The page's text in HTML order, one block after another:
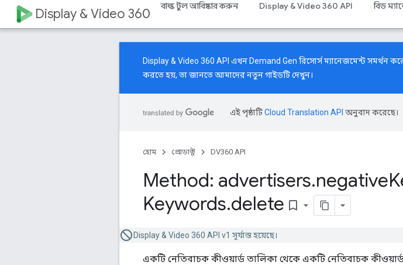
Display & Video 360 বাল্ক টুল আবিষ্কার করুন Display & Video 360 API বিড
Display & Video 360 API এখন Demand Gen রিসোর্স ম্যানেজমেন্ট সমর্থন
করতে হয়, তা জানতে আমাদেরনতুন গাইডটিদেখুন।
এই পৃষ্ঠাটিCloud Translation API অনুবাদ করেছে।
হোম প্রোডাক্ট DV360 API
Method: advertisers.negative
Keywords.delete bookmark_border
Display & Video 360 API v1 সূর্যাস্ত হয়েছে।
একটি নেতিবাচক কীওয়ার্ড তালিকা থেকে একটি নেতিবাচক